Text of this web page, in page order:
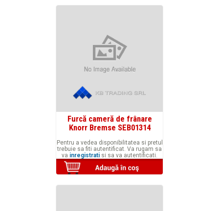
Furcă cameră de frânare
Knorr Bremse SEB01314
Pentru a vedea disponibilitatea si pretul
trebuie sa fiti autentificat. Va rugam sa
va inregistrati si sa va autentificati.